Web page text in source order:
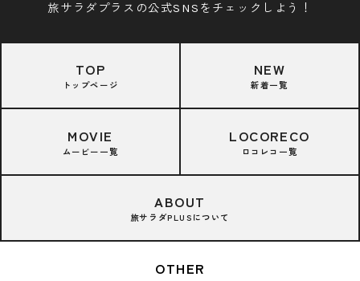
旅サラダプラスの公式SNSをチェックしよう！
TOP
トップページ
NEW
新着一覧
MOVIE
ムービー一覧
LOCORECO
ロコレコ一覧
ABOUT
旅サラダPLUSについて
OTHER